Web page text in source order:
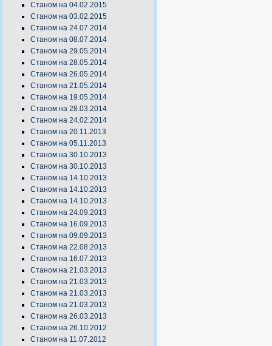
Станом на 04.02.2015
Станом на 03.02.2015
Станом на 24.07.2014
Станом на 08.07.2014
Станом на 29.05.2014
Станом на 28.05.2014
Станом на 26.05.2014
Станом на 21.05.2014
Станом на 19.05.2014
Станом на 28.03.2014
Станом на 24.02.2014
Станом на 20.11.2013
Станом на 05.11.2013
Станом на 30.10.2013
Станом на 30.10.2013
Станом на 14.10.2013
Станом на 14.10.2013
Станом на 14.10.2013
Станом на 24.09.2013
Станом на 16.09.2013
Станом на 09.09.2013
Станом на 22.08.2013
Станом на 16.07.2013
Станом на 21.03.2013
Станом на 21.03.2013
Станом на 21.03.2013
Станом на 21.03.2013
Станом на 26.03.2013
Станом на 26.10.2012
Станом на 11.07.2012